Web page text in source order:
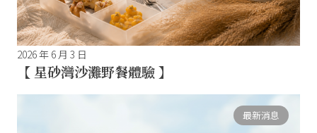
2026 年 6 月 3 日
【 星砂灣沙灘野餐體驗 】
最新消息